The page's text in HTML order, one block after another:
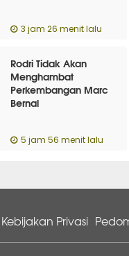
3 jam 26 menit lalu
Rodri Tidak Akan
Menghambat
Perkembangan Marc
Bernal
5 jam 56 menit lalu
Kebijakan Privasi